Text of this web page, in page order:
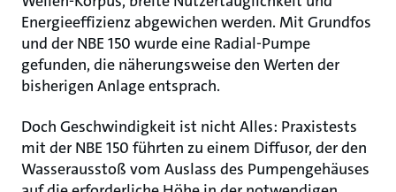
Energieeffizienz abgewichen werden. Mit Grundfos
und der NBE 150 wurde eine Radial-Pumpe
gefunden, die näherungsweise den Werten der
bisherigen Anlage entsprach.
Doch Geschwindigkeit ist nicht Alles: Praxistests
mit der NBE 150 führten zu einem Diffusor, der den
Wasserausstoß vom Auslass des Pumpengehäuses